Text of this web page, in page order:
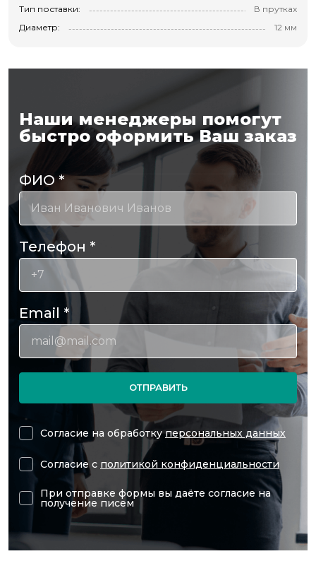
Тип поставки:
В прутках
Диаметр:
12 мм
Наши менеджеры помогут
быстро оформить Ваш заказ
ФИО*
Телефон *
Email *
ОТПРАВИТЬ
Согласие на обработкуперсональных данных
Согласие с политикой конфиденциальности
При отправке формы вы даёте согласие на
получение писем